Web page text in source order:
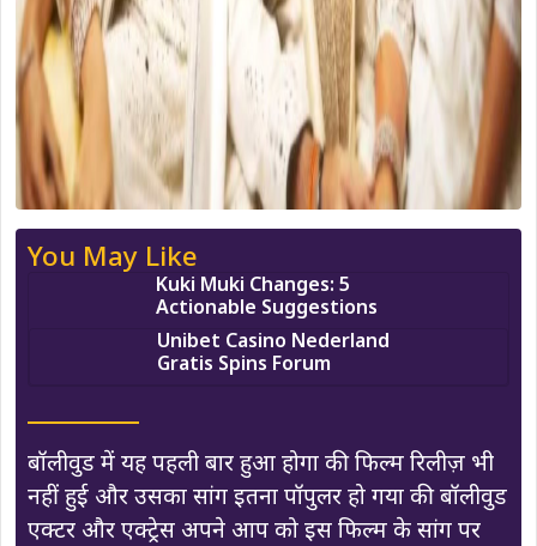
You May Like
Kuki Muki Changes: 5
Actionable Suggestions
Unibet Casino Nederland
Gratis Spins Forum
बॉलीवुड में यह पहली बार हुआ होगा की फिल्म रिलीज़ भी
नहीं हुई और उसका सांग इतना पॉपुलर हो गया की बॉलीवुड
एक्टर और एक्ट्रेस अपने आप को इस फिल्म के सांग पर